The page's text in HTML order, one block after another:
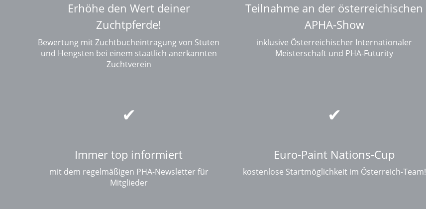
Erhöhe den Wert deiner
Zuchtpferde!
Bewertung mit Zuchtbucheintragung von Stuten
und Hengsten bei einem staatlich anerkannten
Zuchtverein
Teilnahme an der österreichischen
APHA-Show
inklusive Österreichischer Internationaler
Meisterschaft und PHA-Futurity
Immer top informiert
mit dem regelmäßigen PHA-Newsletter für
Mitglieder
Euro-Paint Nations-Cup
kostenlose Startmöglichkeit im Österreich-Team!